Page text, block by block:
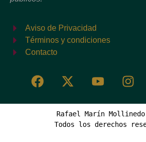
Aviso de Privacidad
Términos y condiciones
Contacto
Rafael Marín
Todos los derechos